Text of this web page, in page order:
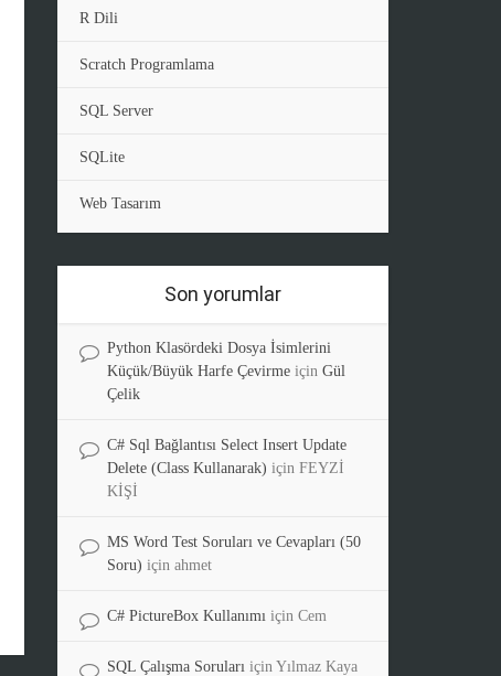
R Dili
Scratch Programlama
SQL Server
SQLite
Web Tasarım
Son yorumlar
Python Klasördeki Dosya İsimlerini
Küçük/Büyük Harfe Çevirme için Gül
Çelik
C# Sql Bağlantısı Select Insert Update
Delete (Class Kullanarak) için FEYZİ
KİŞİ
MS Word Test Soruları ve Cevapları (50
Soru) için ahmet
C# PictureBox Kullanımı için Cem
SQL Çalışma Soruları için Yılmaz Kaya